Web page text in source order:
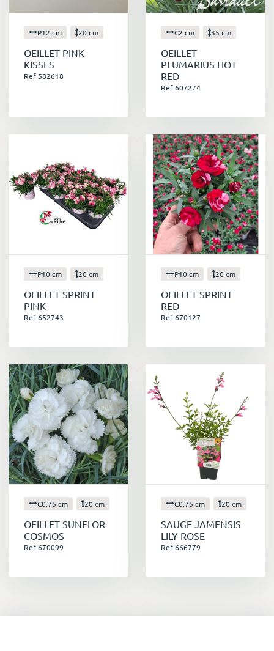
P12 cm 20 cm
OEILLET PINK
KISSES
Ref 582618
C2 cm 35 cm
OEILLET
PLUMARIUS HOT
RED
Ref 607274
P10 cm 20 cm
OEILLET SPRINT
PINK
Ref 652743
P10 cm 20 cm
OEILLET SPRINT
RED
Ref 670127
C0.75 cm 20 cm
OEILLET SUNFLOR
COSMOS
Ref 670099
C0.75 cm 20 cm
SAUGE JAMENSIS
LILY ROSE
Ref 666779